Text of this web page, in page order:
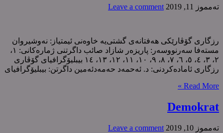
ته‌مموز 11, 2019 Leave a comment
رزگاری گۆڤارێکی هەفتانەی گشتی‌یە خاوەنی ئیمتیاز: نەوشیروان
مستەفا سەرنووسەر: پاریزەر شازاد صائب داگرتنی ژمارەکانی: ١،
٢، ٣، ٤، ٥، ٦، ٧، ٨، ٩، ١٠، ١١، ١٢، ١٣، ١٤ بیبلیۆگرافیای گۆڤاری
رزگاری ئامادەکردنی: د. ئەحمەد حەمەدئەمین داگرتن: بیبلیۆگرافیای
Read More »
Demokrat
ته‌مموز 10, 2019 Leave a comment